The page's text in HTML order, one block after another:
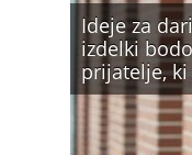
Ideje za
izdelki
prijatelje,